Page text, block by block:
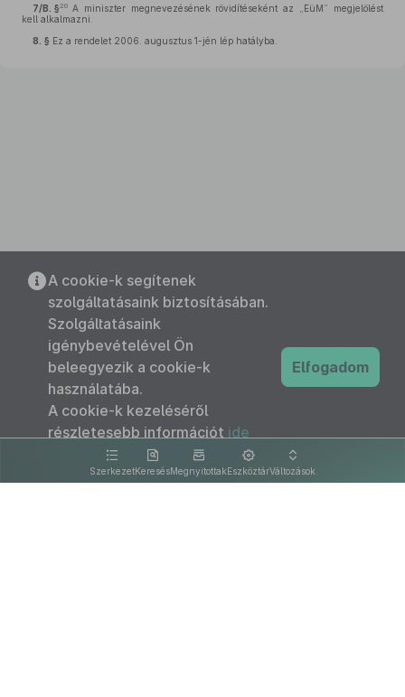
7/B. §20 A miniszter megnevezésének rövidítéseként az „EüM” megjelölést
kell alkalmazni.
8. § Ez a rendelet 2006. augusztus 1-jén lép hatályba.
SzerkezetKeresésMegnyitottakEszköztárVáltozások
A cookie-k segítenek
szolgáltatásaink biztosításában.
Szolgáltatásaink
igénybevételével Ön
beleegyezik a cookie-k
használatába.
A cookie-k kezeléséről
részletesebb információt ide
kattintva olvashat.
Elfogadom